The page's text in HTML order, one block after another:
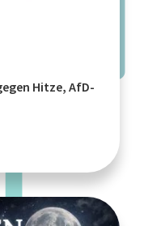
Hitze, AfD-